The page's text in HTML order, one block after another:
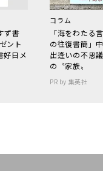
ず書
ント
好日メ
コラム
「海をわた
の往復書簡」
出逢いの不思
の〝家族〟
PR by 集英社